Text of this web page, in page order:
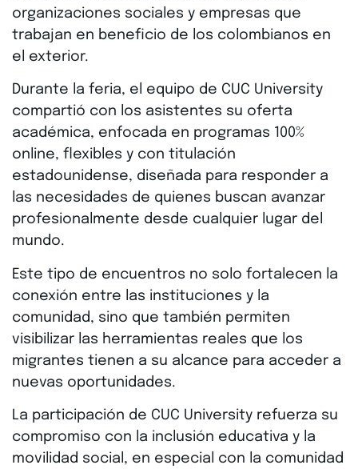
organizaciones sociales y empresas que
trabajan en beneficio de los colombianos en
el exterior.
Durante la feria, el equipo de CUC University
compartió con los asistentes su oferta
académica, enfocada en programas 100%
online, flexibles y con titulación
estadounidense, diseñada para responder a
las necesidades de quienes buscan avanzar
profesionalmente desde cualquier lugar del
mundo.
Este tipo de encuentros no solo fortalecen la
conexión entre las instituciones y la
comunidad, sino que también permiten
visibilizar las herramientas reales que los
migrantes tienen a su alcance para acceder a
nuevas oportunidades.
La participación de CUC University refuerza su
compromiso con la inclusión educativa y la
movilidad social, en especial con la comunidad